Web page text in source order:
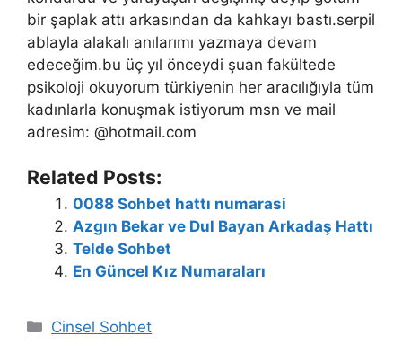
bir şaplak attı arkasından da kahkayı bastı.serpil
ablayla alakalı anılarımı yazmaya devam
edeceğim.bu üç yıl önceydi şuan fakültede
psikoloji okuyorum türkiyenin her aracılığıyla tüm
kadınlarla konuşmak istiyorum msn ve mail
adresim: @hotmail.com
Related Posts:
0088 Sohbet hattı numarasi
Azgın Bekar ve Dul Bayan Arkadaş Hattı
Telde Sohbet
En Güncel Kız Numaraları
Kategoriler
Cinsel Sohbet